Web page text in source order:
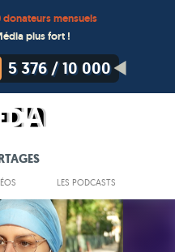
donateurs mensuels
plus fort !
5 376/10 000
LES PODCASTS